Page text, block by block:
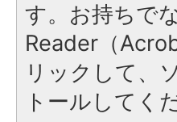
す。お持ちで
Reader（
リックして、
トールしてく